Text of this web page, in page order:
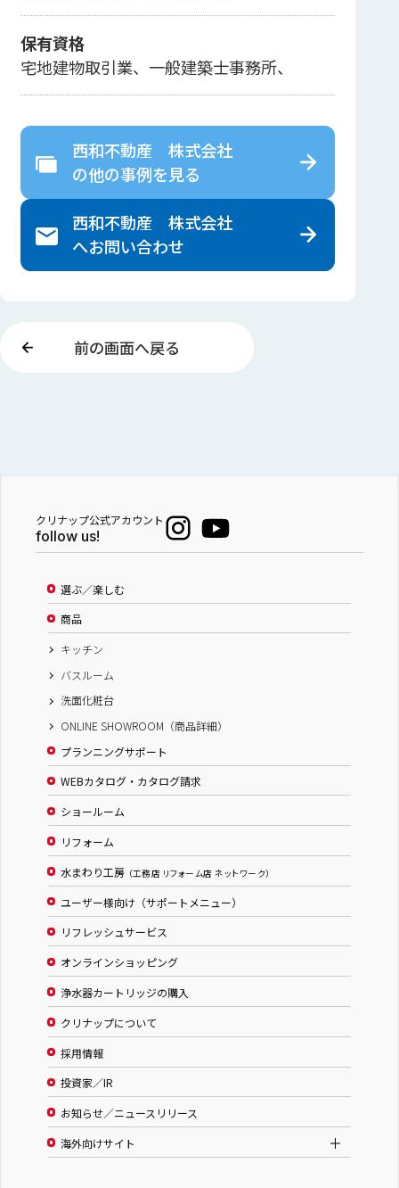
保有資格
宅地建物取引業、一般建築士事務所、
西和不動産 株式会社
の他の事例を見る
西和不動産 株式会社
へお問い合わせ
前の画面へ戻る
クリナップ公式アカウント
follow us!
選ぶ／楽しむ
商品
キッチン
バスルーム
洗面化粧台
ONLINE SHOWROOM（商品詳細）
プランニングサポート
WEBカタログ・カタログ請求
ショールーム
リフォーム
水まわり工房 （工務店 リフォーム店 ネットワーク）
ユーザー様向け（サポートメニュー）
リフレッシュサービス
オンラインショッピング
浄水器カートリッジの購入
クリナップについて
採用情報
投資家／IR
お知らせ／ニュースリリース
海外向けサイト